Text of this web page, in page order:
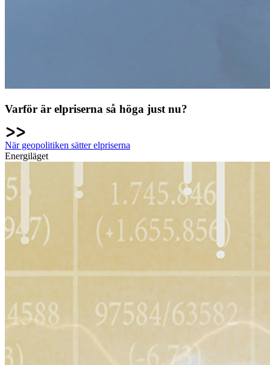
Varför är elpriserna så höga just nu?
När geopolitiken sätter elpriserna
Energiläget